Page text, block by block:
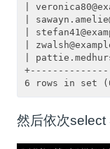
|
|
|
|
|
然后依次select